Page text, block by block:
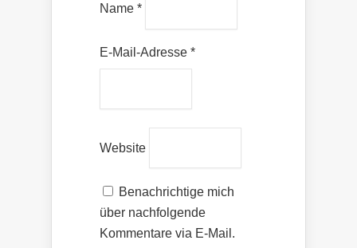
Name *
E-Mail-Adresse *
Website
Benachrichtige mich
über nachfolgende
Kommentare via E-Mail.